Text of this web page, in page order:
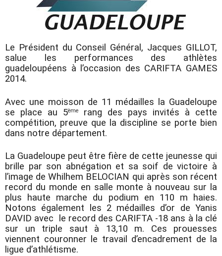
Le Président du Conseil Général, Jacques GILLOT,
salue les performances des athlètes
guadeloupéens à l’occasion des CARIFTA GAMES
2014.
Avec une moisson de 11 médailles la Guadeloupe
se place au 5ème
rang des pays invités à cette
compétition, preuve que la discipline se porte bien
dans notre département.
La Guadeloupe peut être fière de cette jeunesse qui
brille par son abnégation et sa soif de victoire à
l’image de Whilhem BELOCIAN qui après son récent
record du monde en salle monte à nouveau sur la
plus haute marche du podium en 110 m haies.
Notons également les 2 médailles d’or de Yanis
DAVID avec
le record des CARIFTA -18 ans à la clé
sur un triple saut à 13,10 m. Ces prouesses
viennent couronner le travail d’encadrement de la
ligue d’athlétisme.